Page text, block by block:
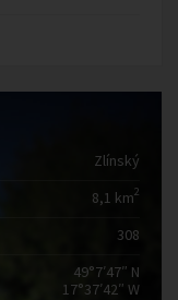
Zlínský
8,1 km2
308
49°7′47″ N
17°37′42″ W